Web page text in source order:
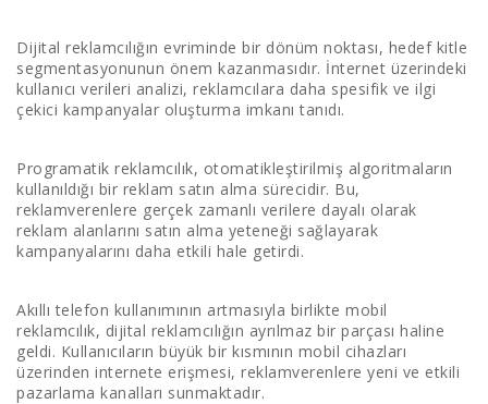
2. Hedef Kitleye Ulaşma
3. Ölçülebilirlik ve Analiz
5. Geniş Kitlelere Erişim
6. Esneklik ve Hız
Dijital Reklamcılıktaki Zorluklar
1. Ad Dolandırıcılığı
Dijital reklamcılığın evriminde bir dönüm noktası, hedef kitle
segmentasyonunun önem kazanmasıdır. İnternet üzerindeki
kullanıcı verileri analizi, reklamcılara daha spesifik ve ilgi
çekici kampanyalar oluşturma imkanı tanıdı.
Programatik reklamcılık, otomatikleştirilmiş algoritmaların
kullanıldığı bir reklam satın alma sürecidir. Bu,
reklamverenlere gerçek zamanlı verilere dayalı olarak
reklam alanlarını satın alma yeteneği sağlayarak
kampanyalarını daha etkili hale getirdi.
Akıllı telefon kullanımının artmasıyla birlikte mobil
reklamcılık, dijital reklamcılığın ayrılmaz bir parçası haline
geldi. Kullanıcıların büyük bir kısmının mobil cihazları
üzerinden internete erişmesi, reklamverenlere yeni ve etkili
pazarlama kanalları sunmaktadır.